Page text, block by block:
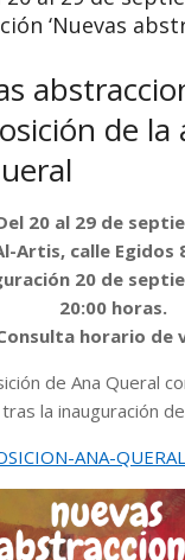
‘Nuevas
de la
20 al 29 de
Artis, calle Egidos
20 de
20:00 horas.
horario de
de Ana Queral
la inauguración
ANA-